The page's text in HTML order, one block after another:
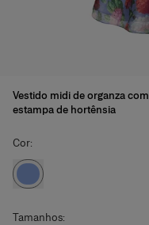
Vestido midi de organza com
estampa de hortênsia
Cor:
Tamanhos: